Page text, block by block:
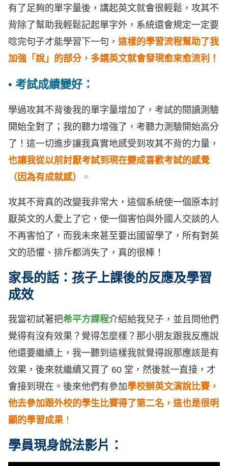
有了足夠的單字量後，講起英文就會很輕鬆，攻其不
背除了幫助我輕鬆記起單字外，系統還會規定一定要
唸完句子才能學習下一句， 這樣的學習流程幫助了我
加強「說」的部分，多講英文就會發現愈來愈流利！
• 考試成績變好：
學過攻其不背後我的單字量增加了，考試的閱讀測驗
開始全對了；我的聽力增強了，考聽力測驗開始高分
了！這一切進步讓我真實地感受到攻其不背的力量，
也讓我從以前討厭考試到現在變成喜歡考試的感覺
（因為有成就感）
。
攻其不背真的改變我非常大，這個系統使一個原本討
厭英文的人愛上了它，使一個害怕與外國人交談的人
不再害怕了，而我未來甚至要出國留學了，所有對英
文的恐懼、排斥都消失了，真的很棒！
家長的話：孩子上課後的反應及學習
成效
我當初試著把希平方課程介紹給我兒子，並且問他們
覺得有沒有效果？覺得怎麼樣？那小朋友跟我反應說
他還要繼續上，我一聽到這樣我就覺得說那應該是有
效果，後來就繼續又買了 60 堂，然後就一直接，才
會接到現在。後來他們有參加 學校辦英文演說比賽，
他去參加跟外校的學生比賽得了第二名，這也是很明
顯的學習成果！
學員現身說法影片：